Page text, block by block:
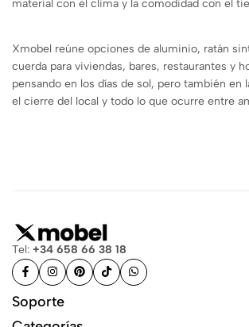
material con el clima y la comodidad con el
Xmobel reúne opciones de aluminio, ratán
cuerda para viviendas, bares, restaurantes y
pensando en los días de sol, pero también en
el cierre del local y todo lo que ocurre entre
Tel: +34 658 66 38 18
Soporte